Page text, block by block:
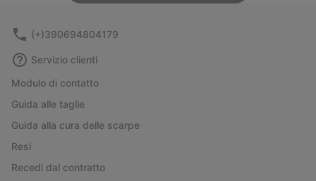
(+)390694804179
Servizio clienti
Modulo di contatto
Guida alle taglie
Guida alla cura delle scarpe
Resi
Recedi dal contratto